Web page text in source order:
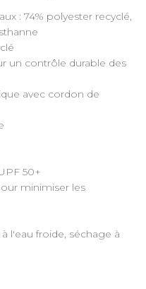
: 74% polyester recyclé,
un contrôle durable des
avec cordon de
50+
minimiser les
l'eau froide, séchage à